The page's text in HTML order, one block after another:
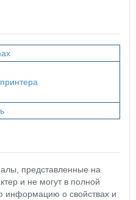
представленные на
и не могут в полной
информацию о свойствах и